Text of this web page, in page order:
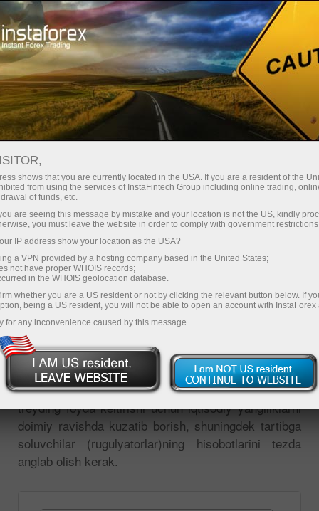
Treyderlar uchun Foreks Onlayn yangiliklari
YANGILIKLARI
Tahlillarni tarqatish
Telegramda tahlillar
Foreks bozorida savdo qilayotgan har bir kishi u yoki
bu valyutaning qiymati juda ko'p omillarga bog'liq
bo'lishini biladi. Jumladan, misol uchun, valyutaning
narxi bu pul birligi tegishli bo'lgan mamlakatning
makroiqtisodiy holatiga bog'liq. Shuning uchun
treyding foyda keltirishi uchun iqtisodiy yangiliklarni
doimiy ravishda kuzatib borish, shuningdek tartibga
soluvchilar (rugulyatorlar)ning hisobotlarini tezda
anglab olish kerak.
shows that you are currently located in the USA. If you are a resident of the
from using the services of InstaFintech Group including online trading,
of funds, etc.
are seeing this message by mistake and your location is not the US, kindly
you must leave the website in order to comply with government
IP address show your location as the USA?
a VPN provided by a hosting company based in the United States;
not have proper WHOIS records;
in the WHOIS geolocation database.
whether you are a US resident or not by clicking the relevant button below. If
being a US resident, you will not be able to open an account with InstaForex
for any inconvenience caused by this message.